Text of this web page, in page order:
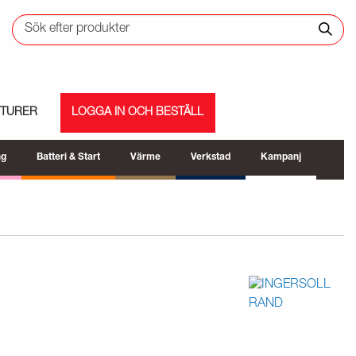
LOGGA IN OCH BESTÄLL
Batteri & Start Värme Verkstad Kampanj